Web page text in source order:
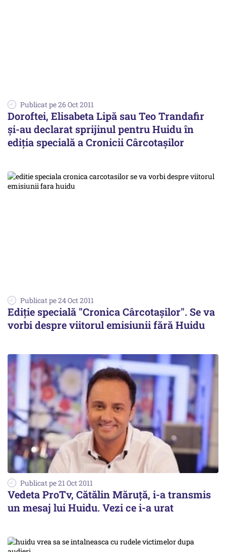
Publicat pe 26 Oct 2011
Doroftei, Elisabeta Lipă sau Teo Trandafir
şi-au declarat sprijinul pentru Huidu în
ediţia specială a Cronicii Cârcotaşilor
Publicat pe 24 Oct 2011
Ediţie specială "Cronica Cârcotaşilor". Se va
vorbi despre viitorul emisiunii fără Huidu
Publicat pe 21 Oct 2011
Vedeta ProTv, Cătălin Măruţă, i-a transmis
un mesaj lui Huidu. Vezi ce i-a urat